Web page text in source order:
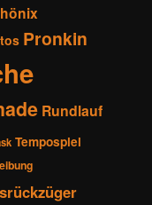
Pronkin
Rundlauf
Tempospiel